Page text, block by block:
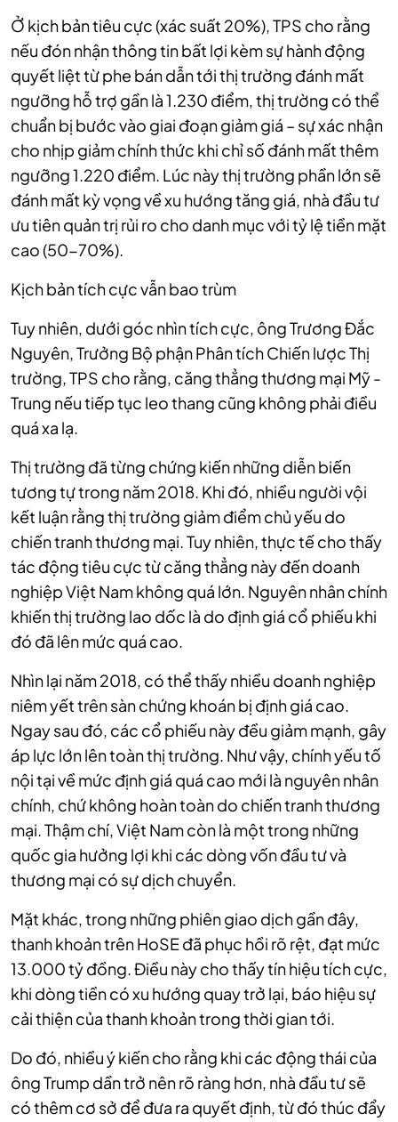
Ở kịch bản tiêu cực (xác suất 20%), TPS cho rằng
nếu đón nhận thông tin bất lợi kèm sự hành động
quyết liệt từ phe bán dẫn tới thị trường đánh mất
ngưỡng hỗ trợ gần là 1.230 điểm, thị trường có thể
chuẩn bị bước vào giai đoạn giảm giá – sự xác nhận
cho nhịp giảm chính thức khi chỉ số đánh mất thêm
ngưỡng 1.220 điểm. Lúc này thị trường phần lớn sẽ
đánh mất kỳ vọng về xu hướng tăng giá, nhà đầu tư
ưu tiên quản trị rủi ro cho danh mục với tỷ lệ tiền mặt
cao (50-70%).
Kịch bản tích cực vẫn bao trùm
Tuy nhiên, dưới góc nhìn tích cực, ông Trương Đắc
Nguyên, Trưởng Bộ phận Phân tích Chiến lược Thị
trường, TPS cho rằng, căng thẳng thương mại Mỹ -
Trung nếu tiếp tục leo thang cũng không phải điều
quá xa lạ.
Thị trường đã từng chứng kiến những diễn biến
tương tự trong năm 2018. Khi đó, nhiều người vội
kết luận rằng thị trường giảm điểm chủ yếu do
chiến tranh thương mại. Tuy nhiên, thực tế cho thấy
tác động tiêu cực từ căng thẳng này đến doanh
nghiệp Việt Nam không quá lớn. Nguyên nhân chính
khiến thị trường lao dốc là do định giá cổ phiếu khi
đó đã lên mức quá cao.
Nhìn lại năm 2018, có thể thấy nhiều doanh nghiệp
niêm yết trên sàn chứng khoán bị định giá cao.
Ngay sau đó, các cổ phiếu này đều giảm mạnh, gây
áp lực lớn lên toàn thị trường. Như vậy, chính yếu tố
nội tại về mức định giá quá cao mới là nguyên nhân
chính, chứ không hoàn toàn do chiến tranh thương
mại. Thậm chí, Việt Nam còn là một trong những
quốc gia hưởng lợi khi các dòng vốn đầu tư và
thương mại có sự dịch chuyển.
Mặt khác, trong những phiên giao dịch gần đây,
thanh khoản trên HoSE đã phục hồi rõ rệt, đạt mức
13.000 tỷ đồng. Điều này cho thấy tín hiệu tích cực,
khi dòng tiền có xu hướng quay trở lại, báo hiệu sự
cải thiện của thanh khoản trong thời gian tới.
Do đó, nhiều ý kiến cho rằng khi các động thái của
ông Trump dần trở nên rõ ràng hơn, nhà đầu tư sẽ
có thêm cơ sở để đưa ra quyết định, từ đó thúc đẩy